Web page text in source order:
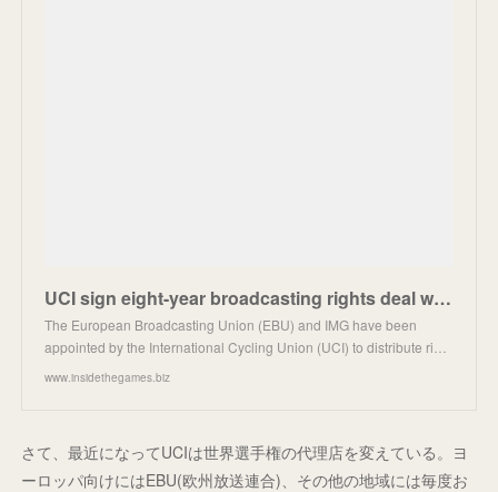
UCI sign eight-year broadcasting rights deal with EBU and IMG
The European Broadcasting Union (EBU) and IMG have been
appointed by the International Cycling Union (UCI) to distribute ri…
www.insidethegames.biz
さて、最近になってUCIは世界選手権の代理店を変えている。ヨ
ーロッパ向けにはEBU(欧州放送連合)、その他の地域には毎度お